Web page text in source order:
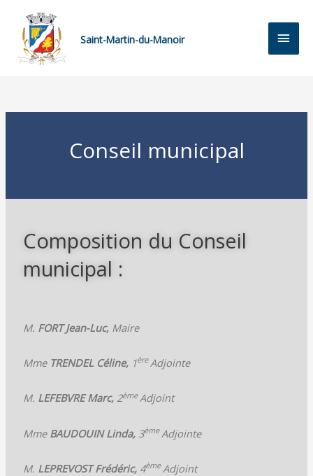
Saint-Martin-du-Manoir
Conseil municipal
Composition du Conseil
municipal :
M. FORT Jean-Luc, Maire
Mme TRENDEL Céline, 1ère Adjointe
M. LEFEBVRE Marc, 2èmeAdjoint
Mme BAUDOUIN Linda, 3ème Adjointe
M. LEPREVOST Frédéric, 4ème Adjoint